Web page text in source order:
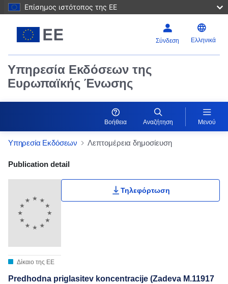
Επίσημος ιστότοπος της ΕΕ
Σύνδεση Ελληνικά
Υπηρεσία Εκδόσεων της
Ευρωπαϊκής Ένωσης
Βοήθεια Αναζήτηση Μενού
Υπηρεσία Εκδόσεων Λεπτομέρεια δημοσίευση
Publication Detail Actions Portlet
Publication detail
Δίκαιο της ΕΕ
Τηλεφόρτωση
Predhodna priglasitev koncentracije (Zadeva M.11917